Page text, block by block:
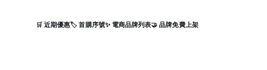
🛒 近期優惠🏷️ 首購序號✨ 電商品牌列表🤝 品牌免費上架